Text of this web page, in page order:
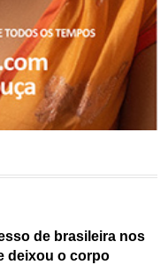
de brasileira nos
deixou o corpo